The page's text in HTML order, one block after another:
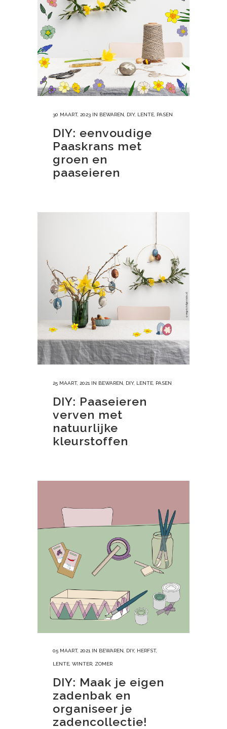
30 MAART, 2023 IN BEWAREN DIY, LENTE PASEN
DIY: eenvoudige
Paaskrans met
groen en
paaseieren
25 MAART, 2021 IN BEWAREN DIY, LENTE PASEN
DIY: Paaseieren
verven met
natuurlijke
kleurstoffen
05 MAART, 2021 IN BEWAREN DIY, HERFST,
LENTE WINTER ZOMER
DIY: Maak je eigen
zadenbak en
organiseer je
zadencollectie!